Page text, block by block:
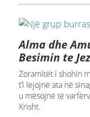
Alma dhe
Besimin te
Zoramitët i shohin
t’i lejojnë ata në
u mësojnë të
Krisht.